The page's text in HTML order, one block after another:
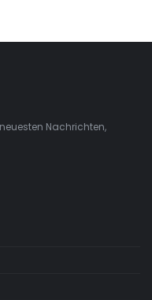
Nachrichten,